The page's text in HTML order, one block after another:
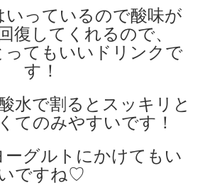
いっているので酸味が
復してくれるので、
てもいいドリンクで
す！
水で割るとスッキリと
てのみやすいです！
グルトにかけてもい
ですね♡